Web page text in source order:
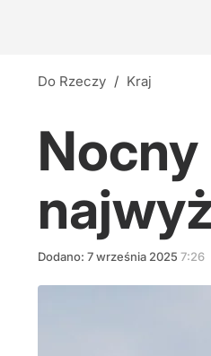
Do Rzeczy / Kraj
Dodano: 7września 2025 7:26